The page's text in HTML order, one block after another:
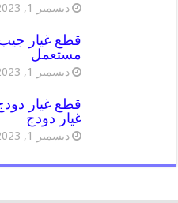
ديسمبر 1, 2023
مستعمل
ديسمبر 1, 2023
غيار دودج
ديسمبر 1, 2023